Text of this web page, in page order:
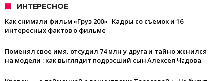
ИНТЕРЕСНОЕ
Как снимали фильм «Груз 200» : Кадры со съемок и 16
интересных фактов о фильме
Поменял свое имя, отсудил 74 млн у друга и тайно женился
на модели : как выглядит подросший сын Алексея Чадова